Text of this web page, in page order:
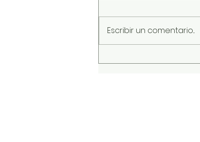
Escribir un comentario...